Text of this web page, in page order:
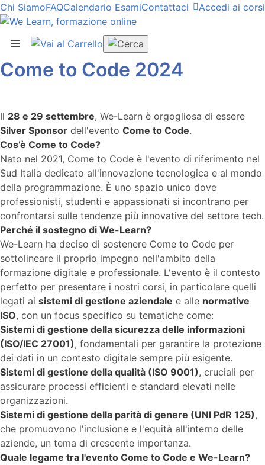
Chi SiamoFAQCalendario EsamiContattaci Accedi ai corsi
Come to Code 2024
Il 28 e 29 settembre, We-Learn è orgogliosa di essere
Silver Sponsor dell'evento Come to Code.
Cos’è Come to Code?
Nato nel 2021, Come to Code è l'evento di riferimento nel
Sud Italia dedicato all'innovazione tecnologica e al mondo
della programmazione. È uno spazio unico dove
professionisti, studenti e appassionati si incontrano per
confrontarsi sulle tendenze più innovative del settore tech.
Perché il sostegno di We-Learn?
We-Learn ha deciso di sostenere Come to Code per
sottolineare il proprio impegno nell'ambito della
formazione digitale e professionale. L'evento è il contesto
perfetto per presentare i nostri corsi, in particolare quelli
legati ai sistemi di gestione aziendale e alle normative
ISO, con un focus specifico su tematiche come:
Sistemi di gestione della sicurezza delle informazioni
(ISO/IEC 27001), fondamentali per garantire la protezione
dei dati in un contesto digitale sempre più esigente.
Sistemi di gestione della qualità (ISO 9001), cruciali per
assicurare processi efficienti e standard elevati nelle
organizzazioni.
Sistemi di gestione della parità di genere (UNI PdR 125),
che promuovono l'inclusione e l'equità all'interno delle
aziende, un tema di crescente importanza.
Quale legame tra l'evento Come to Code e We-Learn?